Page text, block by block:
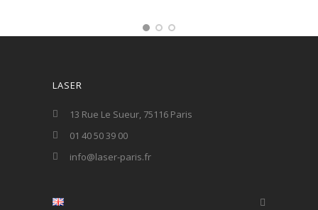
LASER
13 Rue Le Sueur, 75116 Paris
01 40 50 39 00
info@laser-paris.fr